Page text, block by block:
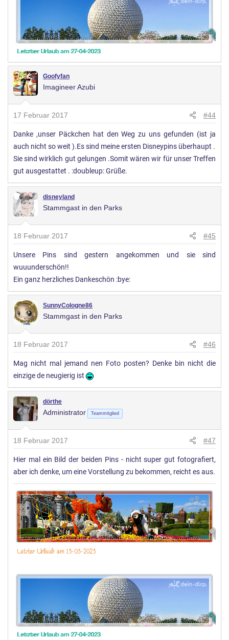
Goofyfan
Imagineer Azubi
17 Februar 2017 #44
Danke ,unser Päckchen hat den Weg zu uns gefunden (ist ja
auch nicht so weit ).Es sind meine ersten Disneypins überhaupt .
Sie sind wirklich gut gelungen .Somit wären wir für unser Treffen
gut ausgestattet . :doubleup: Grüße.
disneyland
Stammgast in den Parks
18 Februar 2017 #45
Unsere Pins sind gestern angekommen und sie sind
wuuunderschön!!
Ein ganz herzliches Dankeschön :bye:
SunnyCologne86
Stammgast in den Parks
18 Februar 2017 #46
Mag nicht mal jemand nen Foto posten? Denke bin nicht die
einzige de neugierig ist
dörthe
Administrator Teammitglied
18 Februar 2017 #47
Hier mal ein Bild der beiden Pins - nicht super gut fotografiert,
aber ich denke, um eine Vorstellung zu bekommen, reicht es aus.